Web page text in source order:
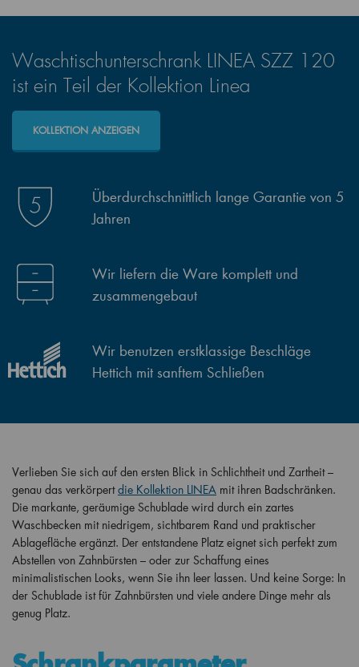
Waschtischunterschrank LINEA SZZ 120
ist ein Teil der Kollektion Linea
KOLLEKTION ANZEIGEN
Überdurchschnittlich lange Garantie von 5
Jahren
Wir liefern die Ware komplett und
zusammengebaut
Wir benutzen erstklassige Beschläge
Hettich mit sanftem Schließen
Verlieben Sie sich auf den ersten Blick in Schlichtheit und Zartheit –
genau das verkörpert die Kollektion LINEA mit ihren Badschränken.
Die markante, geräumige Schublade wird durch ein zartes
Waschbecken mit niedrigem, sichtbarem Rand und praktischer
Ablagefläche ergänzt. Der entstandene Platz eignet sich perfekt zum
Abstellen von Zahnbürsten – oder zur Schaffung eines
minimalistischen Looks, wenn Sie ihn leer lassen. Und keine Sorge: In
der Schublade ist für Zahnbürsten und viele andere Dinge mehr als
genug Platz.